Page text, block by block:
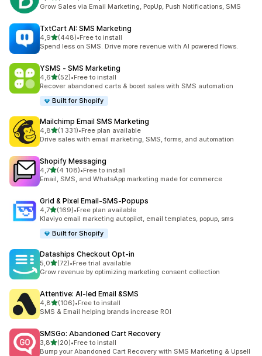
Grow Sales via Email Marketing, PopUp, Push Notifications, SMS
TxtCart AI: SMS Marketing
4,9z 5 hvězd
(448)
Celkový počet recenzí: 448
•Free to install
Spend less on SMS. Drive more revenue with AI powered flows.
YSMS ‑ SMS Marketing
4,6z 5 hvězd
(52)
Celkový počet recenzí: 52
•Free to install
Recover abandoned carts & boost sales with SMS automation
Built for Shopify
Mailchimp Email SMS Marketing
4,8z 5 hvězd
(1 331)
Celkový počet recenzí: 1331
•Free plan available
Drive sales with email marketing, SMS, forms, and automation
Shopify Messaging
4,7z 5 hvězd
(4 108)
Celkový počet recenzí: 4108
•Free to install
Email, SMS, and WhatsApp marketing made for commerce
Grid & Pixel Email‑SMS‑Popups
4,7z 5 hvězd
(169)
Celkový počet recenzí: 169
•Free plan available
Klaviyo email marketing autopilot, email templates, popup, sms
Built for Shopify
Dataships Checkout Opt‑in
5,0z 5 hvězd
(72)
Celkový počet recenzí: 72
•Free trial available
Grow revenue by optimizing marketing consent collection
Attentive: AI‑led Email &SMS
4,8z 5 hvězd
(106)
Celkový počet recenzí: 106
•Free to install
SMS & Email helping brands increase ROI
SMSGo: Abandoned Cart Recovery
3,8z 5 hvězd
(20)
Celkový počet recenzí: 20
•Free to install
Bump your Abandoned Cart Recovery with SMS Marketing & Upsell